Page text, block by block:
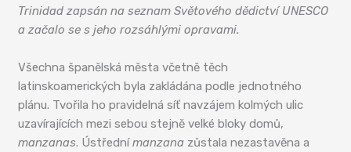
Trinidad zapsán na seznam Světového dědictví UNESCO
a začalo se s jeho rozsáhlými opravami.
Všechna španělská města včetně těch
latinskoamerických byla zakládána podle jednotného
plánu. Tvořila ho pravidelná síť navzájem kolmých ulic
uzavírajících mezi sebou stejně velké bloky domů,
manzanas. Ústřednímanzana zůstala nezastavěna a